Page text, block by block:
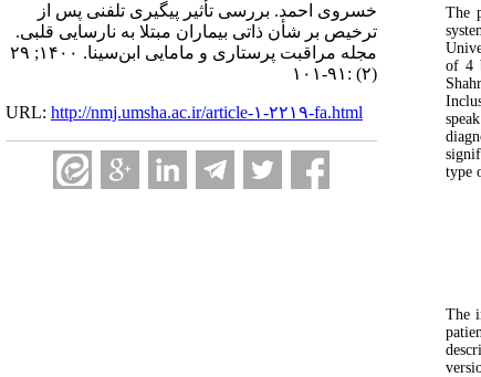
خسروی احمد. بررسی تأثیر پیگیری تلفنی پس از
ترخیص بر شأن ذاتی بیماران مبتلا به نارسایی قلبی.
مجله مراقبت پرستاری و مامایی ابن‌سینا. ۱۴۰۰; ۲۹
(۲) :۹۱-۱۰۱
URL: http://nmj.umsha.ac.ir/article-۱-۲۲۱۹-fa.html
The
of 4
type
The